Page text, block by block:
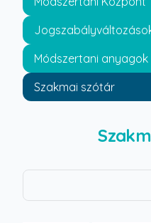
Módszertani anyagok
Szakmai szótár